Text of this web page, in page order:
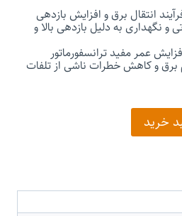
انتقال برق و افزایش بازدهی
نگهداری به دلیل بازدهی بالا و
عمر مفید ترانسفورماتور
برق و کاهش خطرات ناشی از تلفات
خرید